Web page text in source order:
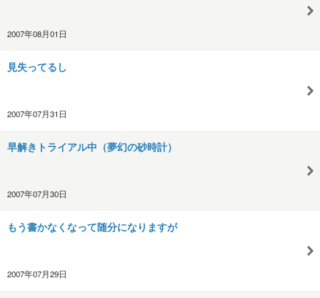
2007年08月01日
見失ってるし
2007年07月31日
早解きトライアル中（夢幻の砂時計）
2007年07月30日
もう書かなくなって随分になりますが
2007年07月29日